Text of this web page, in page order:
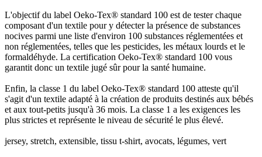
L'objectif du label Oeko-Tex® standard 100 est de tester chaque
composant d'un textile pour y détecter la présence de substances
nocives parmi une liste d'environ 100 substances réglementées et
non réglementées, telles que les pesticides, les métaux lourds et le
formaldéhyde. La certification Oeko-Tex® standard 100 vous
garantit donc un textile jugé sûr pour la santé humaine.
Enfin, la classe 1 du label Oeko-Tex® standard 100 atteste qu'il
s'agit d'un textile adapté à la création de produits destinés aux bébés
et aux tout-petits jusqu'à 36 mois. La classe 1 a les exigences les
plus strictes et représente le niveau de sécurité le plus élevé.
jersey, stretch, extensible, tissu t-shirt, avocats, légumes, vert